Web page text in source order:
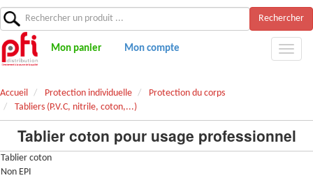
Rechercher
Mon panier Mon compte
Accueil Protection individuelle
Protection du corps
Tabliers (P.V.C, nitrile, coton,...)
Tablier coton pour usage professionnel
Tablier coton
Non EPI